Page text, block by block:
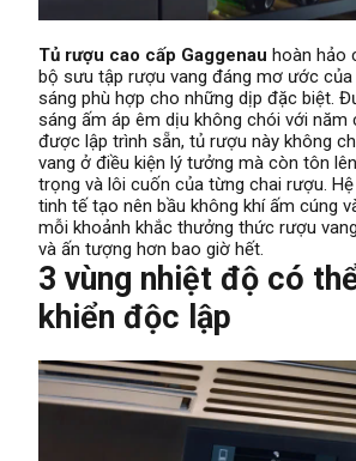
Tủ rượu cao cấp Gaggenau hoàn hảo
bộ sưu tập rượu vang đáng mơ ước của
sáng phù hợp cho những dịp đặc biệt.
sáng ấm áp êm dịu không chói với năm
được lập trình sẵn, tủ rượu này không
vang ở điều kiện lý tưởng mà còn tôn
trọng và lôi cuốn của từng chai rượu.
tinh tế tạo nên bầu không khí ấm cúng
mỗi khoảnh khắc thưởng thức rượu
và ấn tượng hơn bao giờ hết.
3 vùng nhiệt độ có
khiển độc lập